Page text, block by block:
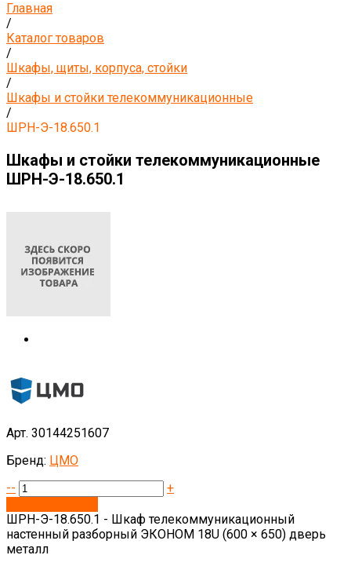
Главная
/
Каталог товаров
/
Шкафы, щиты, корпуса, стойки
/
Шкафы и стойки телекоммуникационные
/
ШРН-Э-18.650.1
Шкафы и стойки телекоммуникационные
ШРН-Э-18.650.1
Арт. 30144251607
Бренд: ЦМО
--
+
ШРН-Э-18.650.1 - Шкаф телекоммуникационный
настенный разборный ЭКОНОМ 18U (600 × 650) дверь
металл